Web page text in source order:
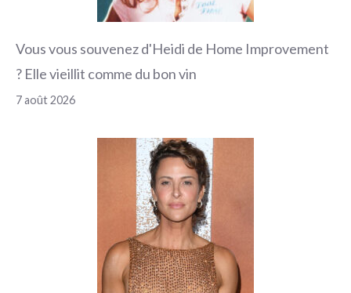
Vous vous souvenez d'Heidi de Home Improvement
? Elle vieillit comme du bon vin
7 août 2026